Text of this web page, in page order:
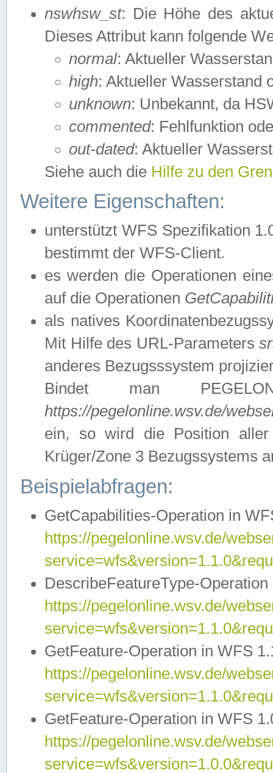
nswhsw_st: Die Höhe des
Dieses Attribut kann folgende
normal: Aktueller
high: Aktueller Wasserstand
unknown: Unbekannt, da
commented: Fehlfunktion
out-dated: Aktueller
Siehe auch die Hilfe zu den
Weitere Eigenschaften:
unterstützt WFS Spezifikation
bestimmt der WFS-Client.
es werden die Operationen
auf die Operationen
als natives
Mit Hilfe des URL-Parameters
anderes Bezugsssystem
Bindet man
https://pegelonline.wsv.de/
ein, so wird die Position
Krüger/Zone 3 Bezugssystems
Beispielabfragen:
GetCapabilities-Operation in
https://pegelonline.wsv.de/
DescribeFeatureType-
https://pegelonline.wsv.de/
GetFeature-Operation in WFS
https://pegelonline.wsv.de/
GetFeature-Operation in WFS
https://pegelonline.wsv.de/